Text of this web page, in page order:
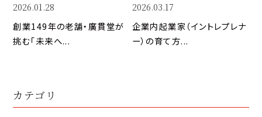
2026.01.28
創業149年の老舗・廣貫堂が
挑む「未来へ...
2026.03.17
企業内起業家（イントレプレナ
ー）の育て方...
カテゴリ